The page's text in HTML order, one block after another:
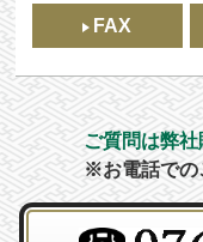
FAX
ご質問は弊
※お電話での